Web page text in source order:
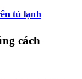
tủ lạnh
cách